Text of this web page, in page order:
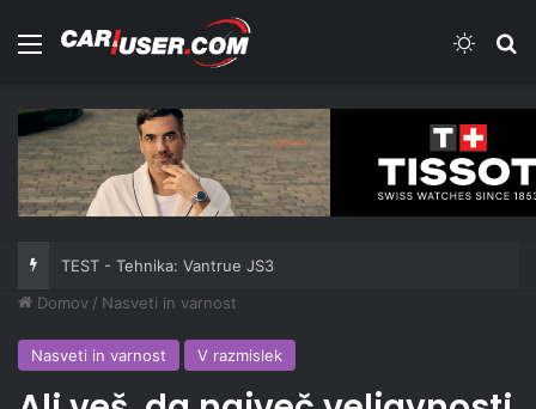
Meni
TEST - Tehnika: Vantrue JS3
Domov / Nasveti in varnost
Nasveti in varnost V razmislek